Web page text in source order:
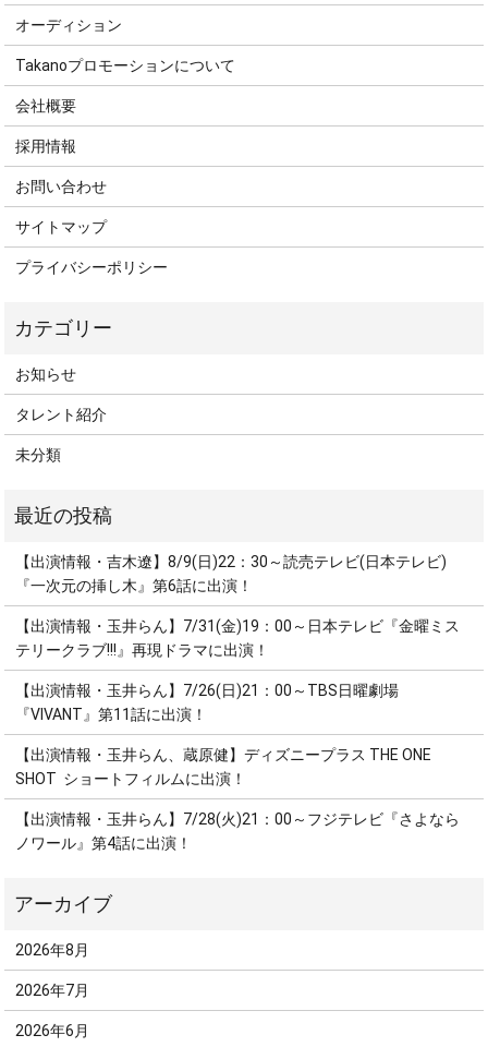
オーディション
Takanoプロモーションについて
会社概要
採用情報
お問い合わせ
サイトマップ
プライバシーポリシー
お知らせ
タレント紹介
未分類
【出演情報・吉木遼】8/9(日)22：30～読売テレビ(日本テレビ)
『一次元の挿し木』第6話に出演！
【出演情報・玉井らん】7/31(金)19：00～日本テレビ『金曜ミス
テリークラブ!!!』再現ドラマに出演！
【出演情報・玉井らん】7/26(日)21：00～TBS日曜劇場
『VIVANT』第11話に出演！
【出演情報・玉井らん、蔵原健】ディズニープラス THE ONE
SHOT ショートフィルムに出演！
【出演情報・玉井らん】7/28(火)21：00～フジテレビ『さよなら
ノワール』第4話に出演！
2026年8月
2026年7月
2026年6月